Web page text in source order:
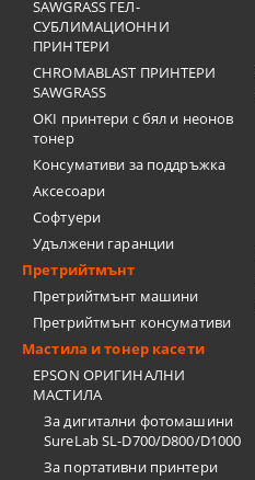
SAWGRASS ГЕЛ-
СУБЛИМАЦИОННИ
ПРИНТЕРИ
CHROMABLAST ПРИНТЕРИ
SAWGRASS
OKI принтери с бял и неонов
тонер
Консумативи за поддръжка
Аксесоари
Софтуери
Удължени гаранции
Претрийтмънт
Претрийтмънт машини
Претрийтмънт консумативи
Мастила и тонер касети
EPSON ОРИГИНАЛНИ
МАСТИЛА
За дигитални фотомашини
SureLab SL-D700/D800/D1000
За портативни принтери